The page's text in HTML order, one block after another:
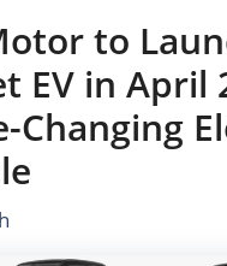
to
EV in April
Changing